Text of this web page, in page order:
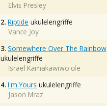
Elvis Presley
2. Riptide ukulelengriffe
Vance Joy
3. Somewhere Over The Rainbow
ukulelengriffe
Israel Kamakawiwo'ole
4. I'm Yours ukulelengriffe
Jason Mraz